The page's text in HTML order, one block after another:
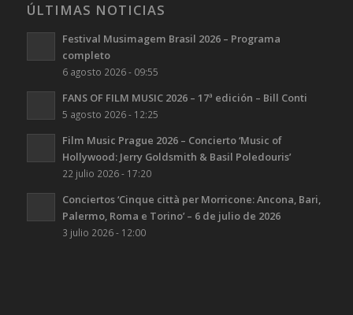
ÚLTIMAS NOTICIAS
Festival Musimagem Brasil 2026 – Programa
completo
6 agosto 2026 - 09:55
FANS OF FILM MUSIC 2026 – 17ª edición – Bill Conti
5 agosto 2026 - 12:25
Film Music Prague 2026 – Concierto ‘Music of
Hollywood: Jerry Goldsmith & Basil Poledouris’
22 julio 2026 - 17:20
Conciertos ‘Cinque città per Morricone: Ancona, Bari,
Palermo, Roma e Torino’ – 6 de julio de 2026
3 julio 2026 - 12:00